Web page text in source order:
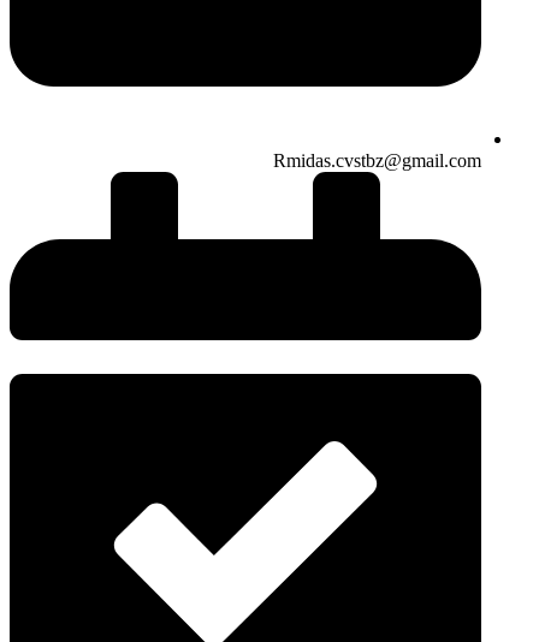
Rmidas.cvstbz@gmail.com